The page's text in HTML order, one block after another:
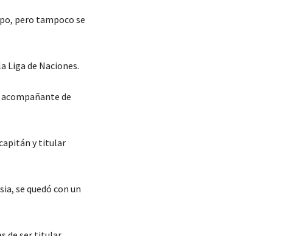
pero tampoco se
Liga de Naciones.
de
capitán y titular
se quedó con un